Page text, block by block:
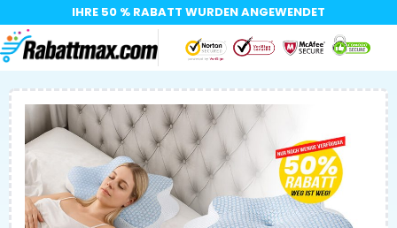
IHRE 50 % RABATT WURDEN ANGEWENDET​